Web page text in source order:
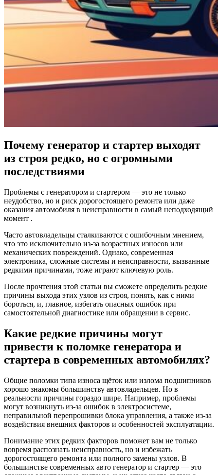
Почему генератор и стартер выходят
из строя редко, но с огромными
последствиями
Проблемы с генератором и стартером — это не только
неудобство, но и риск дорогостоящего ремонта или даже
оказания автомобиля в неисправности в самый неподходящий
момент .
Часто автовладельцы сталкиваются с ошибочным мнением,
что это исключительно из-за возрастных износов или
механических повреждений. Однако, современная
электроника, сложные системы и неисправности, вызванные
редкими причинами, тоже играют ключевую роль.
После прочтения этой статьи вы сможете определить редкие
причины выхода этих узлов из строя, понять, как с ними
бороться, и, главное, избегать опасных ошибок при
самостоятельной диагностике или обращении в сервис.
Какие редкие причины могут
привести к поломке генератора и
стартера в современных автомобилях?
Общие поломки типа износа щёток или излома подшипников
хорошо знакомы большинству автовладельцев. Но в
реальности причины гораздо шире. Например, проблемы
могут возникнуть из-за ошибок в электросистеме,
неправильной перепрошивки блока управления, а также из-за
воздействия внешних факторов и особенностей эксплуатации.
Понимание этих редких факторов поможет вам не только
вовремя распознать неисправность, но и избежать
дорогостоящего ремонта или полного замены узлов. В
большинстве современных авто генератор и стартер — это